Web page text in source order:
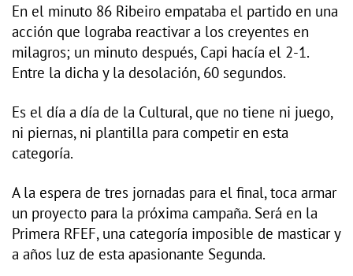
En el minuto 86 Ribeiro empataba el partido en una
acción que lograba reactivar a los creyentes en
milagros; un minuto después, Capi hacía el 2-1.
Entre la dicha y la desolación, 60 segundos.
Es el día a día de la Cultural, que no tiene ni juego,
ni piernas, ni plantilla para competir en esta
categoría.
A la espera de tres jornadas para el final, toca armar
un proyecto para la próxima campaña. Será en la
Primera RFEF, una categoría imposible de masticar y
a años luz de esta apasionante Segunda.